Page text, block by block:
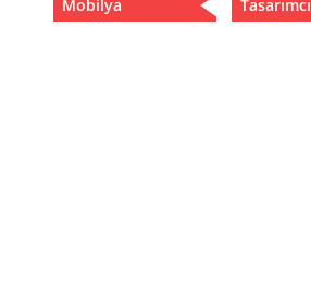
Mobilya Tasarımcı